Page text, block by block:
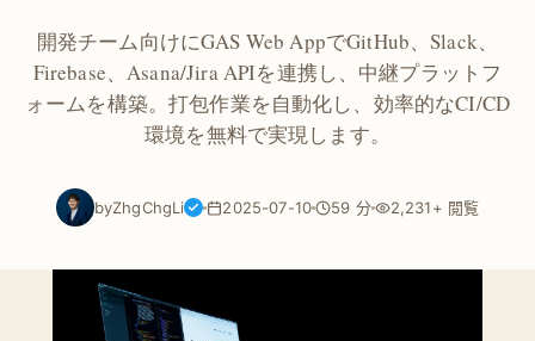
開発チーム向けにGAS Web AppでGitHub、Slack、
Firebase、Asana/Jira APIを連携し、中継プラットフ
ォームを構築。打包作業を自動化し、効率的なCI/CD
環境を無料で実現します。
byZhgChgLi 2025-07-10 59 分 2,231+ 閲覧